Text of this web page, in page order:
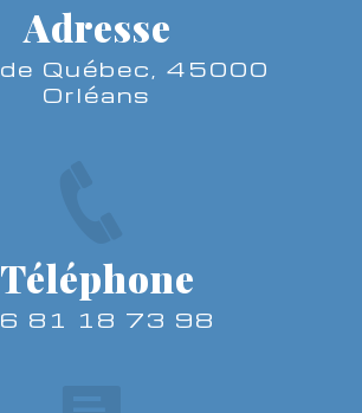
Adresse
Orléans
Téléphone
06 81 18 73 98